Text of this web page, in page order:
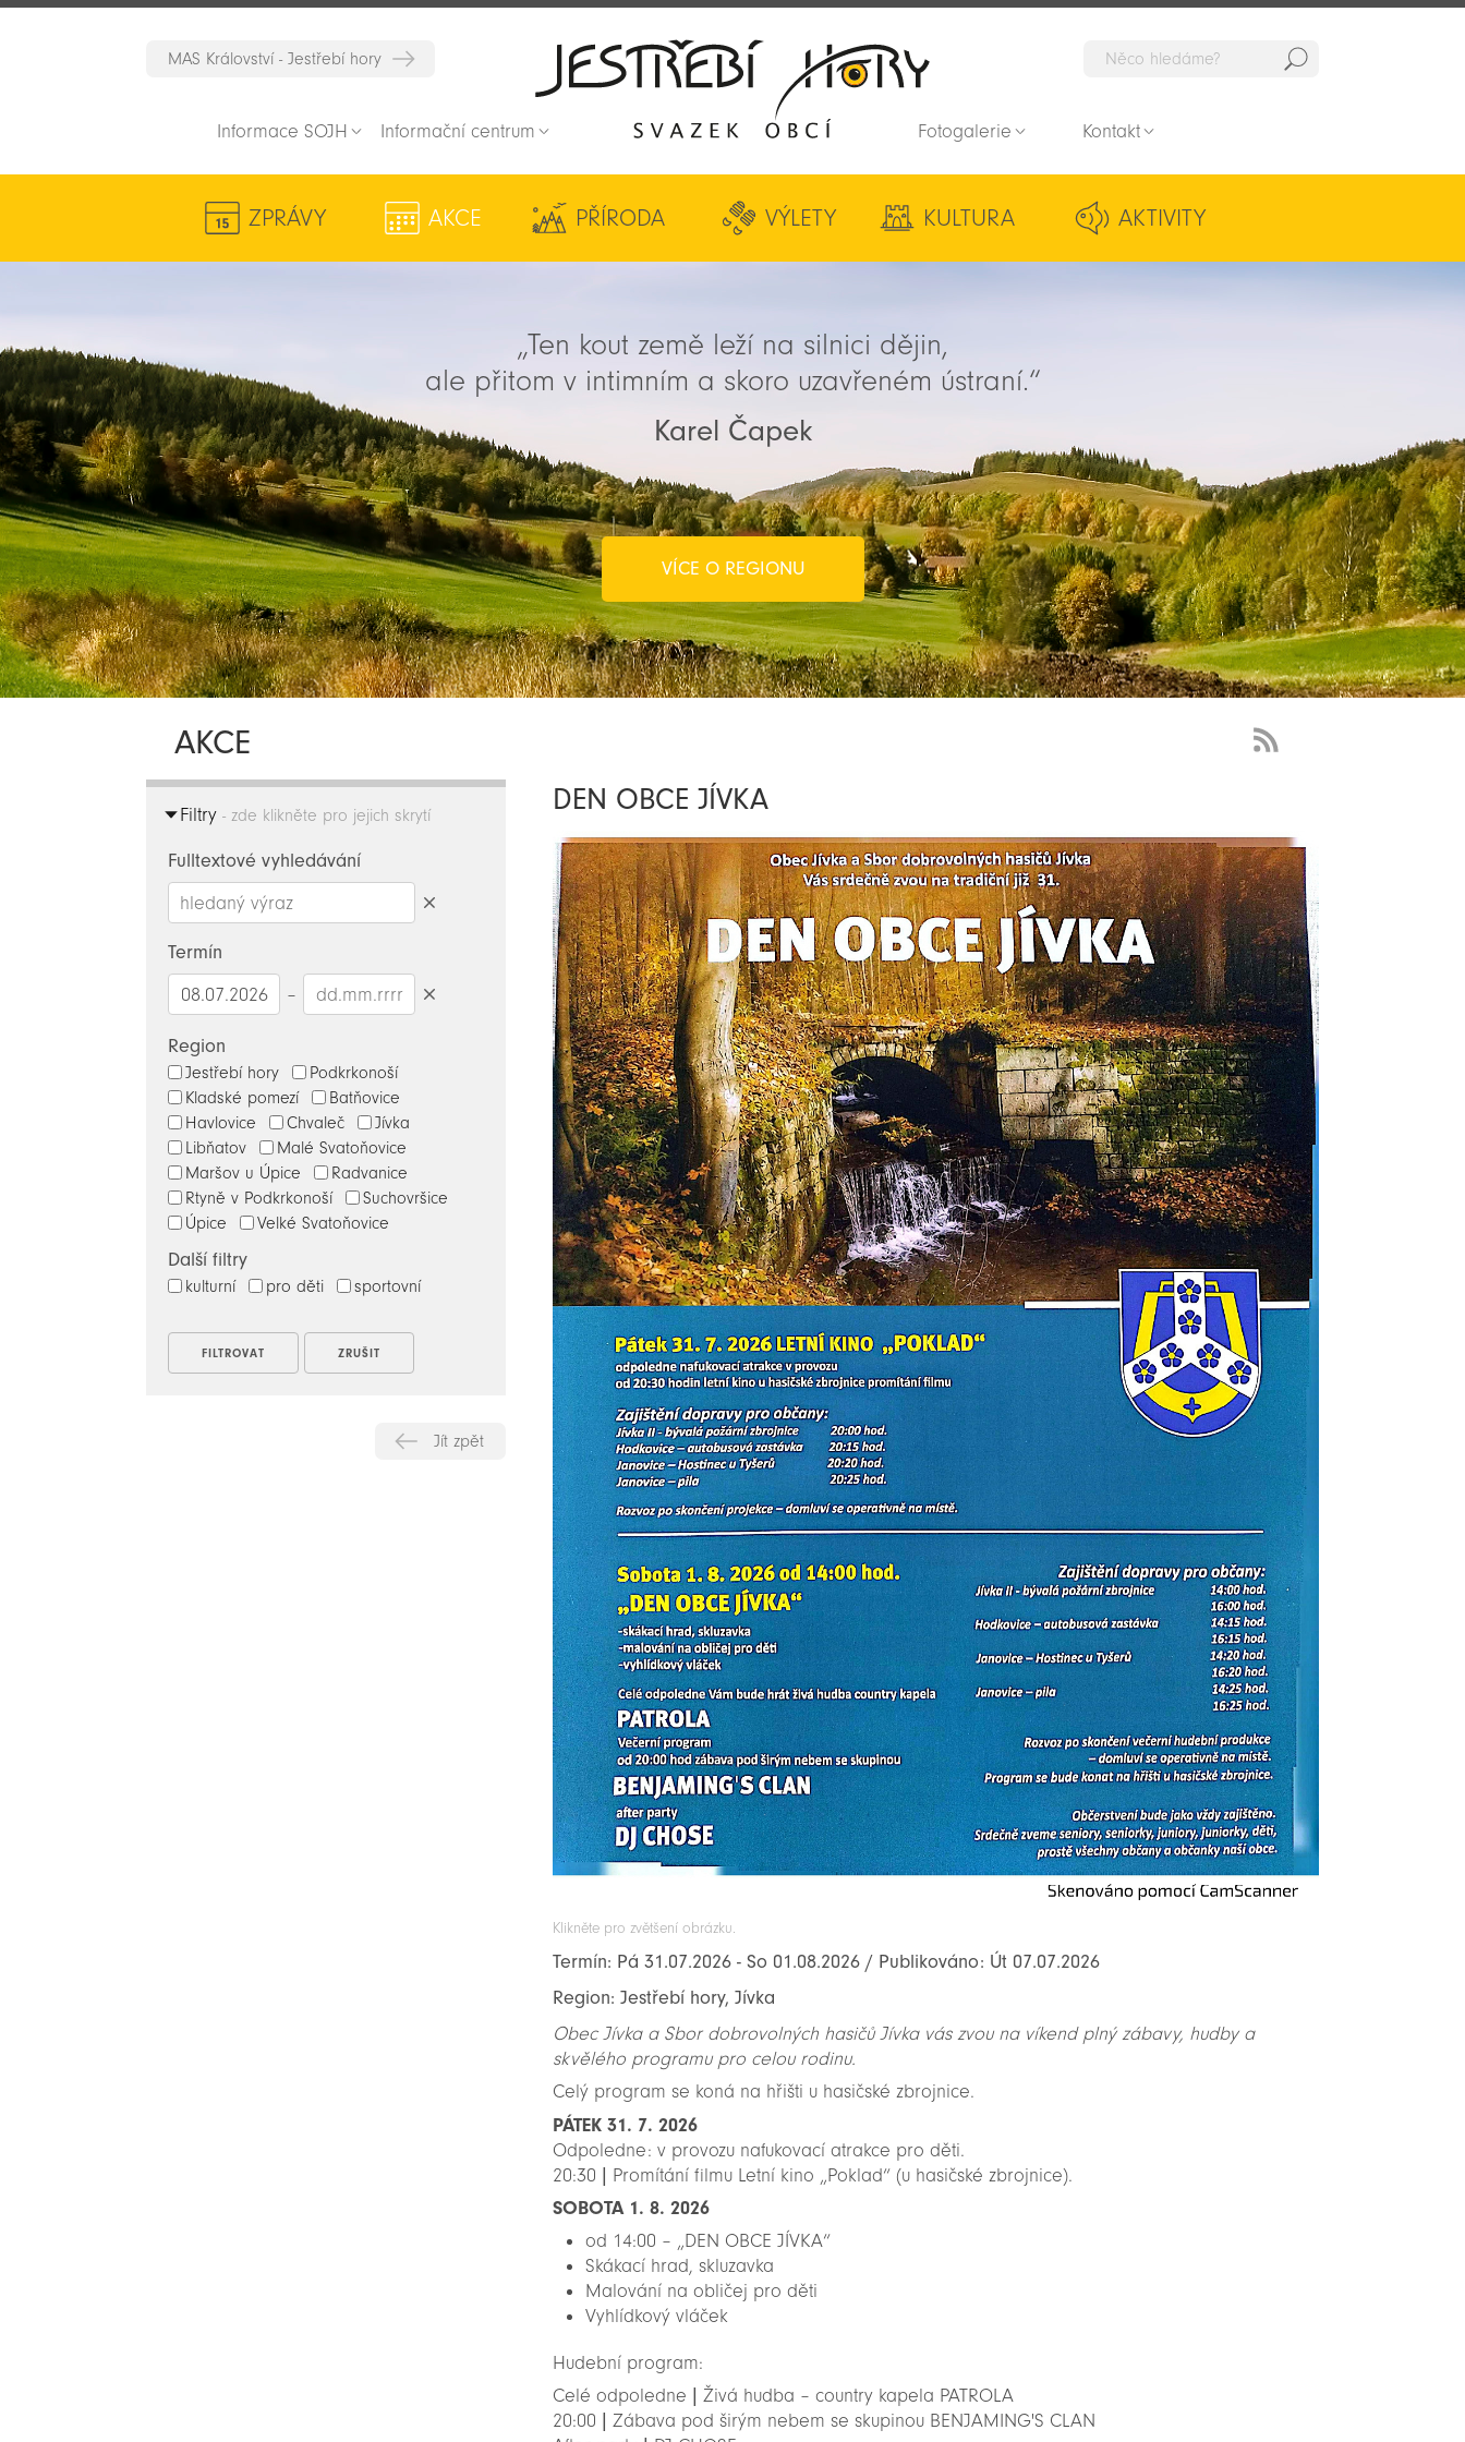
MAS Království - Jestřebí hory
Informace SOJH Informační centrum Fotogalerie Kontakt
ZPRÁVY AKCE PŘÍRODA VÝLETY KULTURA AKTIVITY
„Ten kout země leží na silnici dějin,
ale přitom v intimním a skoro uzavřeném ústraní.“
Karel Čapek
VÍCE O REGIONU
AKCE
novinky
Filtry - zde klikněte pro jejich skrytí
Fulltextové vyhledávání
Termín
–
Region
Jestřebí hory
Podkrkonoší
Kladské pomezí
Batňovice
Havlovice
Chvaleč
Jívka
Libňatov
Malé Svatoňovice
Maršov u Úpice
Radvanice
Rtyně v Podkrkonoší
Suchovršice
Úpice
Velké Svatoňovice
Další filtry
kulturní pro děti sportovní
Jít zpět
DEN OBCE JÍVKA
Klikněte pro zvětšení obrázku.
Termín: Pá 31.07.2026 - So 01.08.2026 / Publikováno: Út 07.07.2026
Region: Jestřebí hory, Jívka
Obec Jívka a Sbor dobrovolných hasičů Jívka vás zvou na víkend plný zábavy, hudby a
skvělého programu pro celou rodinu.
Celý program se koná na hřišti u hasičské zbrojnice.
PÁTEK 31. 7. 2026
Odpoledne: v provozu nafukovací atrakce pro děti.
20:30 | Promítání filmu Letní kino „Poklad“ (u hasičské zbrojnice).
SOBOTA 1. 8. 2026
od 14:00 – „DEN OBCE JÍVKA“
Skákací hrad, skluzavka
Malování na obličej pro děti
Vyhlídkový vláček
Hudební program:
Celé odpoledne | Živá hudba – country kapela PATROLA
20:00 | Zábava pod širým nebem se skupinou BENJAMING'S CLAN